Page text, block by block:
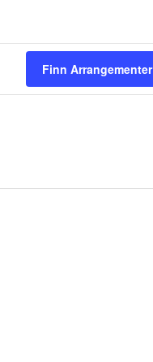
Finn Arrangementer